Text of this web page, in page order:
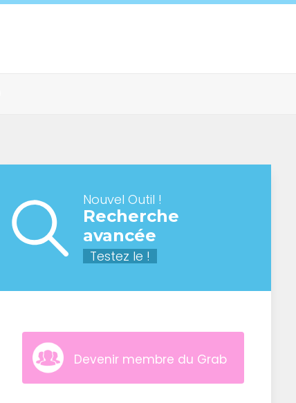
Nouvel Outil !
Recherche
avancée
Testez le !
Devenir membre du Grab